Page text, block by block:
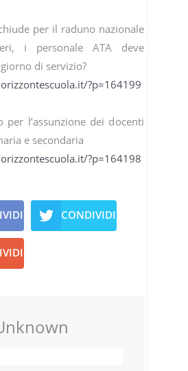
per il raduno nazionale
i personale ATA deve
di servizio?
?p=164199
per l’assunzione dei docenti
e secondaria
?p=164198
CONDIVIDI